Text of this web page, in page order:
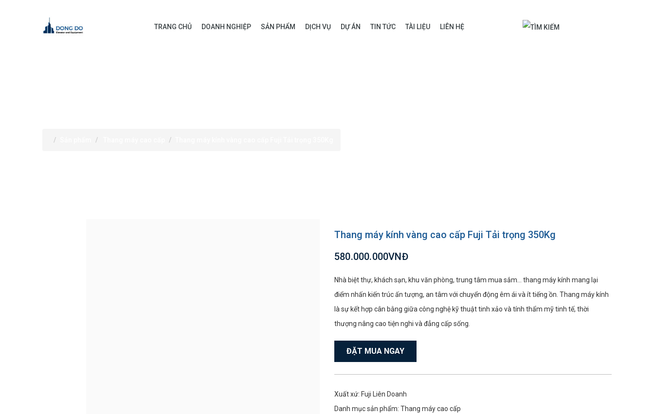
TRANG CHỦ DOANH NGHIỆP SẢN PHẨM DỊCH VỤ DỰ ÁN TIN TỨC TÀI LIỆU LIÊN HỆ
Thang máy kính vàng cao cấp Fuji Tải trọng 350Kg
580.000.000VNĐ
Nhà biệt thự, khách sạn, khu văn phòng, trung tâm mua sắm... thang máy kính mang lại
điểm nhấn kiến trúc ấn tượng, an tâm với chuyển động êm ái và ít tiếng ồn. Thang máy kính
là sự kết hợp cân bằng giữa công nghệ kỹ thuật tinh xảo và tính thẩm mỹ tinh tế, thời
thượng nâng cao tiện nghi và đẳng cấp sống.
ĐẶT MUA NGAY
Xuất xứ: Fuji Liên Doanh
Danh mục sản phẩm: Thang máy cao cấp